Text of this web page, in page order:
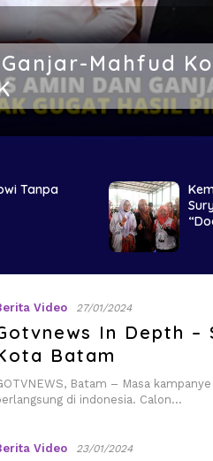
Mahfud
Tanpa
Video 27/01/2024
In Depth –
Batam
Batam – Masa
di indonesia. Calon…
Video 23/01/2024